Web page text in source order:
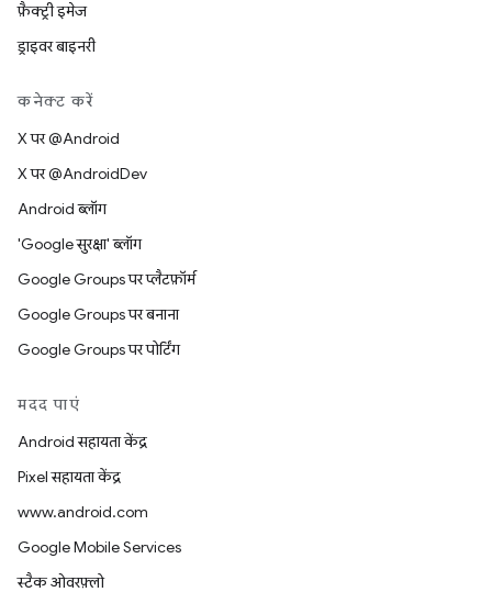
फ़ैक्ट्री इमेज
ड्राइवर बाइनरी
कनेक्ट करें
X पर @Android
X पर @AndroidDev
Android ब्लॉग
'Google सुरक्षा' ब्लॉग
Google Groups पर प्लैटफ़ॉर्म
Google Groups पर बनाना
Google Groups पर पोर्टिंग
मदद पाएं
Android सहायता केंद्र
Pixel सहायता केंद्र
www.android.com
Google Mobile Services
स्टैक ओवरफ़्लो